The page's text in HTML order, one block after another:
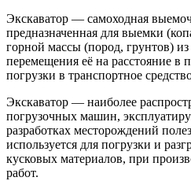
Экскаватор — самоходная
предназначенная для выемки
горной массы (пород, грунтов)
перемещения её на расстояние в
погрузки в транспортное
Экскаватор — наиболее
погрузочных машин,
разработках месторождений
используется для погрузки и
кусковых материалов, при
работ.